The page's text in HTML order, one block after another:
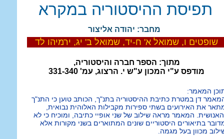
תפיסת ההיסטוריה במקרא
מחבר: יהודה אליצור
שופטים ו, שמואל א' ח-יד, שמואל ב' יג, ירמיהו לד
מתוך: הספר חברה והיסטוריה,
מודפס ע"י המכון ע"ש י. הרצוג, עמ' 331-340
המאמר:
דן במטרת כתיבת ההיסטוריה בתנ"ך, הכותב טוען כי התנ"ך
את האירועים בשתי ספירות מקבילות האלוהית נבואית,
המאמר מראה שילוב של שני אופיי כתיבה, ומוכיח כי לא
בתיאורים היסטוריים שונים המתוארים בשני מקורות אלא
מכוון בעל מגמה.